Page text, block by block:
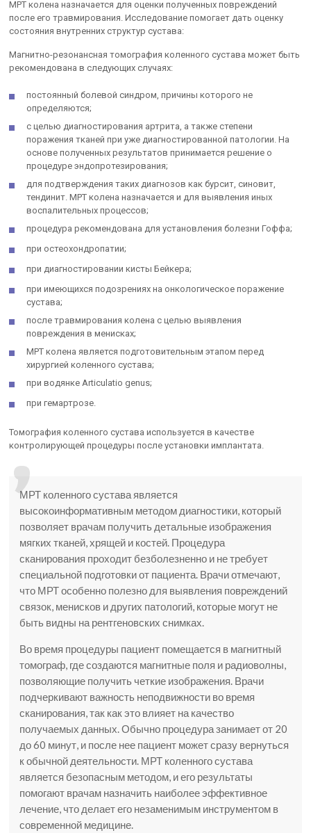
МРТ колена назначается для оценки полученных повреждений
после его травмирования. Исследование помогает дать оценку
состояния внутренних структур сустава:
Магнитно-резонансная томография коленного сустава может быть
рекомендована в следующих случаях:
постоянный болевой синдром, причины которого не
определяются;
с целью диагностирования артрита, а также степени
поражения тканей при уже диагностированной патологии. На
основе полученных результатов принимается решение о
процедуре эндопротезирования;
для подтверждения таких диагнозов как бурсит, синовит,
тендинит. МРТ колена назначается и для выявления иных
воспалительных процессов;
процедура рекомендована для установления болезни Гоффа;
при остеохондропатии;
при диагностировании кисты Бейкера;
при имеющихся подозрениях на онкологическое поражение
сустава;
после травмирования колена с целью выявления
повреждения в менисках;
МРТ колена является подготовительным этапом перед
хирургией коленного сустава;
при водянке Articulatio genus;
при гемартрозе.
Томография коленного сустава используется в качестве
контролирующей процедуры после установки имплантата.
МРТ коленного сустава является
высокоинформативным методом диагностики, который
позволяет врачам получить детальные изображения
мягких тканей, хрящей и костей. Процедура
сканирования проходит безболезненно и не требует
специальной подготовки от пациента. Врачи отмечают,
что МРТ особенно полезно для выявления повреждений
связок, менисков и других патологий, которые могут не
быть видны на рентгеновских снимках.
Во время процедуры пациент помещается в магнитный
томограф, где создаются магнитные поля и радиоволны,
позволяющие получить четкие изображения. Врачи
подчеркивают важность неподвижности во время
сканирования, так как это влияет на качество
получаемых данных. Обычно процедура занимает от 20
до 60 минут, и после нее пациент может сразу вернуться
к обычной деятельности. МРТ коленного сустава
является безопасным методом, и его результаты
помогают врачам назначить наиболее эффективное
лечение, что делает его незаменимым инструментом в
современной медицине.